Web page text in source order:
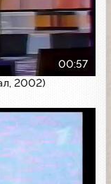
00:57
2002)